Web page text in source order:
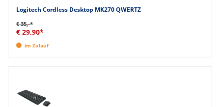
Logitech Cordless Desktop MK270 QWERTZ
€ 35,-*
€ 29,90*
im Zulauf